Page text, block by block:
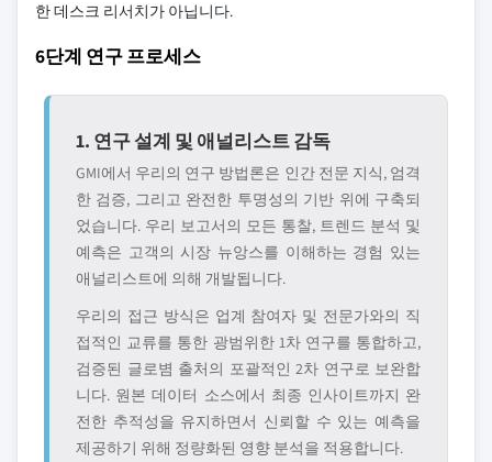
한 데스크 리서치가 아닙니다.
6단계 연구 프로세스
1. 연구 설계 및 애널리스트 감독
GMI에서 우리의 연구 방법론은 인간 전문 지식, 엄격
한 검증, 그리고 완전한 투명성의 기반 위에 구축되
었습니다. 우리 보고서의 모든 통찰, 트렌드 분석 및
예측은 고객의 시장 뉴앙스를 이해하는 경험 있는
애널리스트에 의해 개발됩니다.
우리의 접근 방식은 업계 참여자 및 전문가와의 직
접적인 교류를 통한 광범위한 1차 연구를 통합하고,
검증된 글로볌 출처의 포괄적인 2차 연구로 보완합
니다. 원본 데이터 소스에서 최종 인사이트까지 완
전한 추적성을 유지하면서 신뢰할 수 있는 예측을
제공하기 위해 정량화된 영향 분석을 적용합니다.